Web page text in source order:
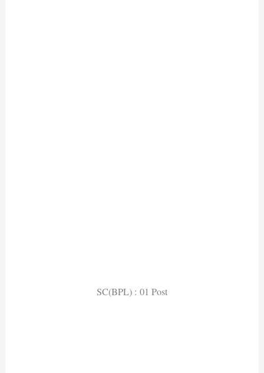
SC(BPL) : 01 Post